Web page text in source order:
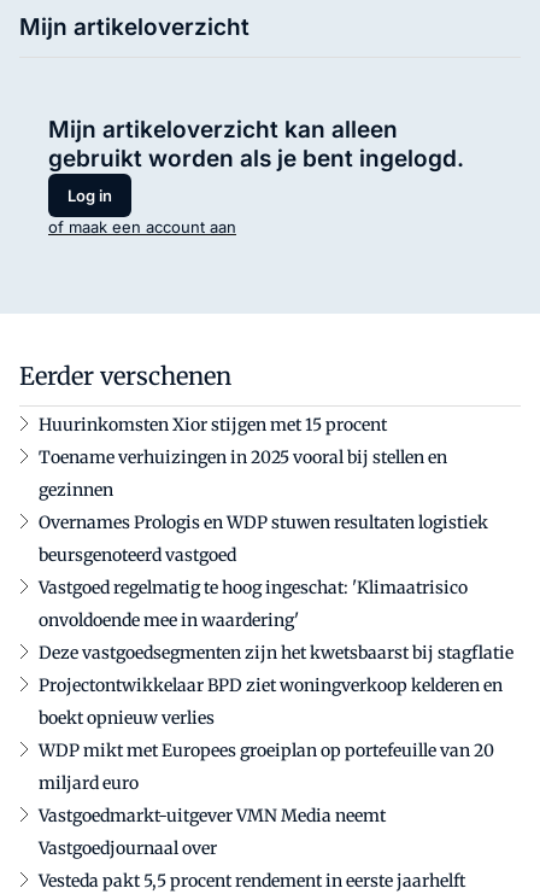
Mijn artikeloverzicht
Mijn artikeloverzicht kan alleen
gebruikt worden als je bent ingelogd.
Log in
of maak een account aan
Eerder verschenen
Huurinkomsten Xior stijgen met 15 procent
Toename verhuizingen in 2025 vooral bij stellen en
gezinnen
Overnames Prologis en WDP stuwen resultaten logistiek
beursgenoteerd vastgoed
Vastgoed regelmatig te hoog ingeschat: 'Klimaatrisico
onvoldoende mee in waardering'
Deze vastgoedsegmenten zijn het kwetsbaarst bij stagflatie
Projectontwikkelaar BPD ziet woningverkoop kelderen en
boekt opnieuw verlies
WDP mikt met Europees groeiplan op portefeuille van 20
miljard euro
Vastgoedmarkt-uitgever VMN Media neemt
Vastgoedjournaal over
Vesteda pakt 5,5 procent rendement in eerste jaarhelft